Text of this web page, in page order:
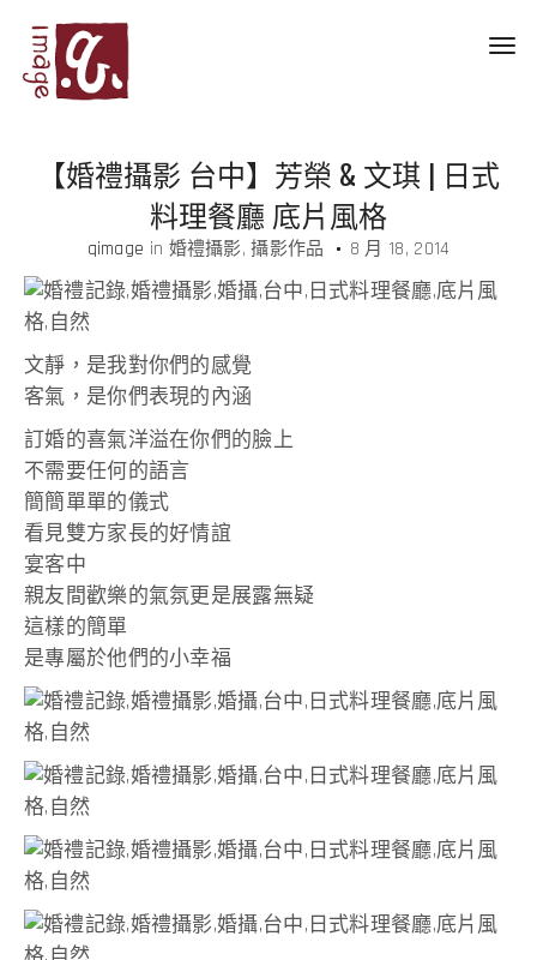
【婚禮攝影 台中】芳榮 & 文琪 | 日式
料理餐廳 底片風格
qimage in 婚禮攝影 攝影作品 8 月 18, 2014
文靜，是我對你們的感覺
客氣，是你們表現的內涵
訂婚的喜氣洋溢在你們的臉上
不需要任何的語言
簡簡單單的儀式
看見雙方家長的好情誼
宴客中
親友間歡樂的氣氛更是展露無疑
這樣的簡單
是專屬於他們的小幸福